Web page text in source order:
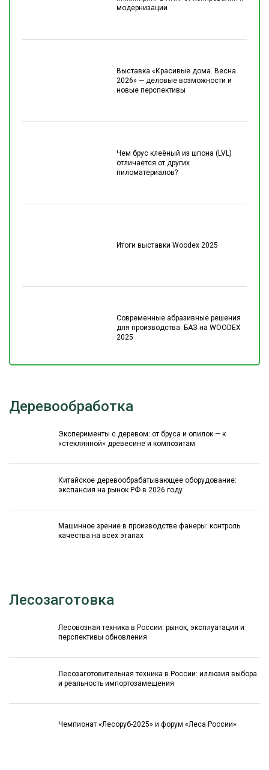
модернизации
Выставка «Красивые дома. Весна
2026» — деловые возможности и
новые перспективы
Чем брус клеёный из шпона (LVL)
отличается от других
пиломатериалов?
Итоги выставки Woodex 2025
Современные абразивные решения
для производства: БАЗ на WOODEX
2025
Деревообработка
Эксперименты с деревом: от бруса и опилок — к
«стеклянной» древесине и композитам
Китайское деревообрабатывающее оборудование:
экспансия на рынок РФ в 2026 году
Машинное зрение в производстве фанеры: контроль
качества на всех этапах
Лесозаготовка
Лесовозная техника в России: рынок, эксплуатация и
перспективы обновления
Лесозаготовительная техника в России: иллюзия выбора
и реальность импортозамещения
Чемпионат «Лесоруб-2025» и форум «Леса России»